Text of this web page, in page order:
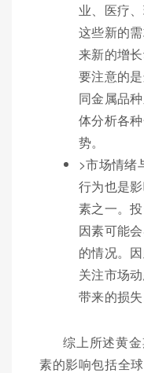
业、医疗
这些新的
来新的增
要注意的
同金属品
体分析各
势。
>市场情绪
行为也是
素之一。
因素可能
的情况。
关注市场
带来的损失
综上所述黄
素的影响包括全